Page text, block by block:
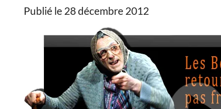
Publié le 28 décembre 2012